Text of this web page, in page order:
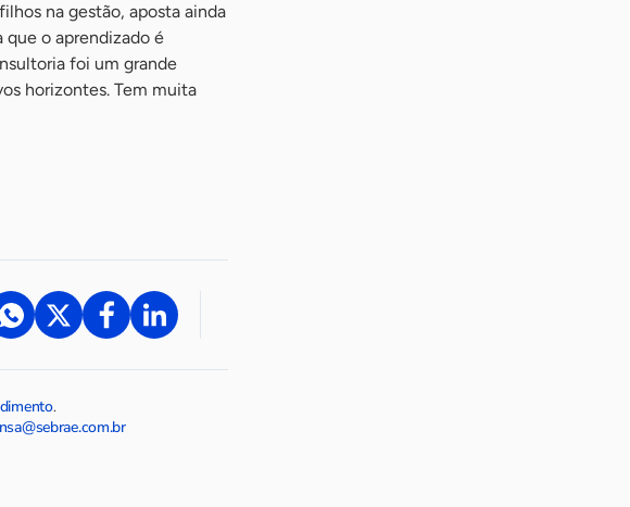
na gestão, aposta ainda
que o aprendizado é
foi um grande
horizontes. Tem muita
.